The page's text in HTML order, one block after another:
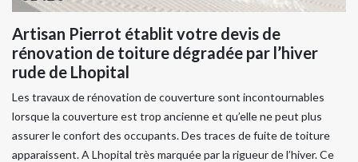
Artisan Pierrot établit votre devis de
rénovation de toiture dégradée par l’hiver
rude de Lhopital
Les travaux de rénovation de couverture sont incontournables
lorsque la couverture est trop ancienne et qu’elle ne peut plus
assurer le confort des occupants. Des traces de fuite de toiture
apparaissent. A Lhopital très marquée par la rigueur de l’hiver. Ce